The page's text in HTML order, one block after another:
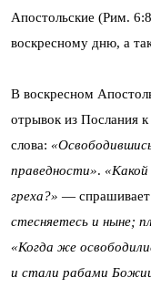
Апостольские (Рим.
воскресному дню, а
В воскресном
отрывок из Послания
слова:
праведности».
греха?» — спрашивает
стесняетесь и ныне;
«Когда же
и стали рабами